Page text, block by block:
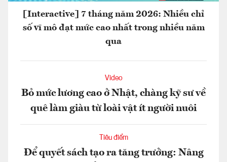
[Interactive] 7 tháng năm 2026: Nhiều chỉ
số vĩ mô đạt mức cao nhất trong nhiều năm
qua
Video
Bỏ mức lương cao ở Nhật, chàng kỹ sư về
quê làm giàu từ loài vật ít người nuôi
Tiêu điểm
Để quyết sách tạo ra tăng trưởng: Nâng